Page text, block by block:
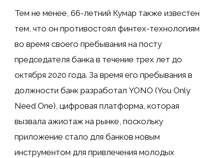
Тем не менее, 66-летний Кумар также известен
тем, что он противостоял финтех-технологиям
во время своего пребывания на посту
председателя банка в течение трех лет до
октября 2020 года. За время его пребывания в
должности банк разработал YONO (You Only
Need One), цифровая платформа, которая
вызвала ажиотаж на рынке, поскольку
приложение стало для банков новым
инструментом для привлечения молодых